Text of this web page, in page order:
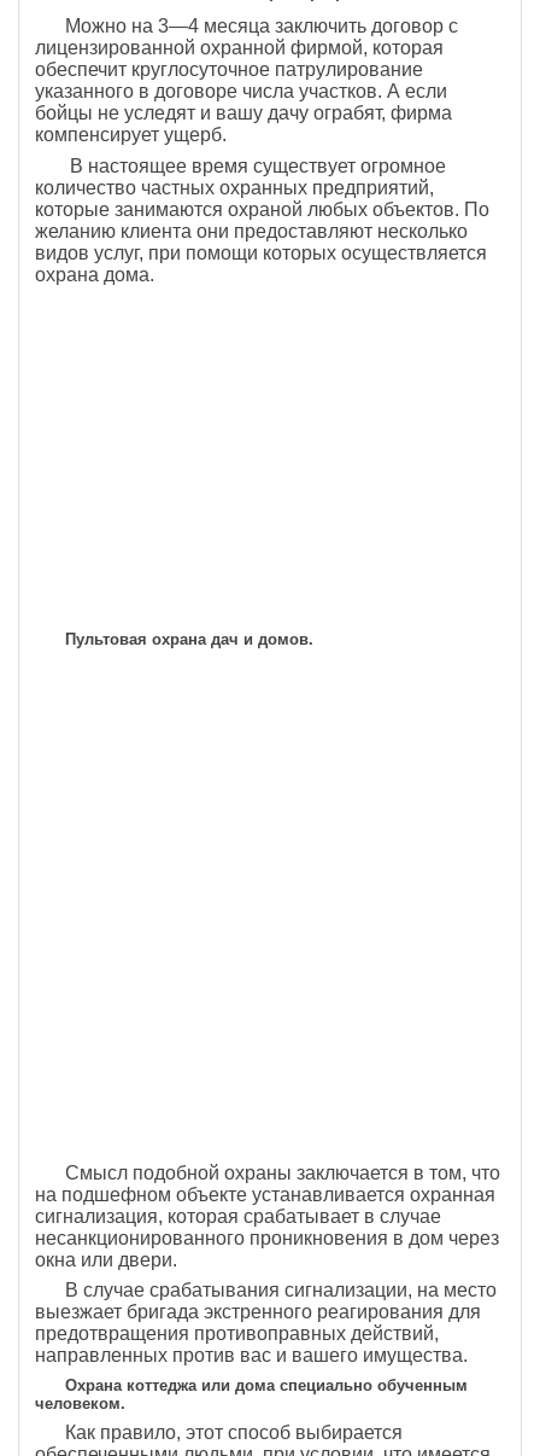
Можно на 3—4 месяца заключить договор с
лицензированной охранной фирмой, которая
обеспечит круглосуточное патрулирование
указанного в договоре числа участков. А если
бойцы не уследят и вашу дачу ограбят, фирма
компенсирует ущерб.
В настоящее время существует огромное
количество частных охранных предприятий,
которые занимаются охраной любых объектов. По
желанию клиента они предоставляют несколько
видов услуг, при помощи которых осуществляется
охрана дома.
Пультовая охрана дач и домов.
Смысл подобной охраны заключается в том, что
на подшефном объекте устанавливается охранная
сигнализация, которая срабатывает в случае
несанкционированного проникновения в дом через
окна или двери.
В случае срабатывания сигнализации, на место
выезжает бригада экстренного реагирования для
предотвращения противоправных действий,
направленных против вас и вашего имущества.
Охрана коттеджа или дома специально обученным
человеком.
Как правило, этот способ выбирается